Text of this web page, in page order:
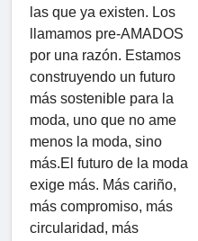
las que ya existen. Los
llamamos pre-AMADOS
por una razón. Estamos
construyendo un futuro
más sostenible para la
moda, uno que no ame
menos la moda, sino
más.El futuro de la moda
exige más. Más cariño,
más compromiso, más
circularidad, más